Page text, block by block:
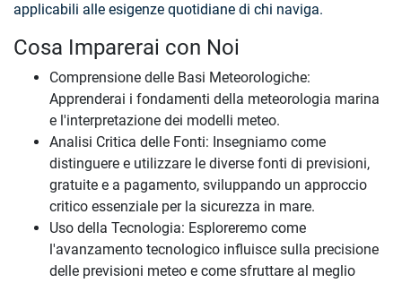
applicabili alle esigenze quotidiane di chi naviga.
Cosa Imparerai con Noi
Comprensione delle Basi Meteorologiche:
Apprenderai i fondamenti della meteorologia marina
e l'interpretazione dei modelli meteo.
Analisi Critica delle Fonti: Insegniamo come
distinguere e utilizzare le diverse fonti di previsioni,
gratuite e a pagamento, sviluppando un approccio
critico essenziale per la sicurezza in mare.
Uso della Tecnologia: Esploreremo come
l'avanzamento tecnologico influisce sulla precisione
delle previsioni meteo e come sfruttare al meglio